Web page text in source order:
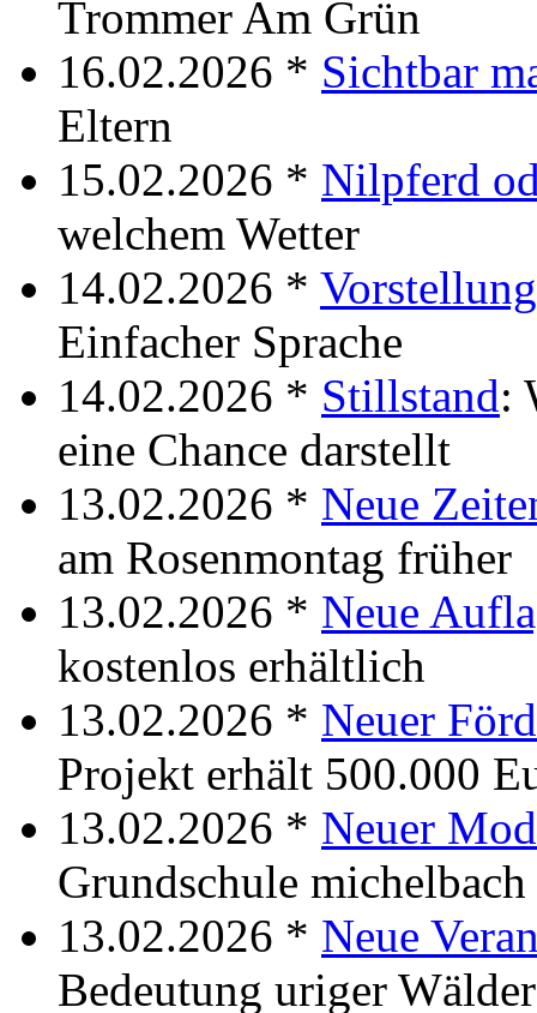
Trommer Am Grün
16.02.2026 * Sichtbar
Eltern
15.02.2026 * Nilpferd
welchem Wetter
14.02.2026 * Vorstellung
Einfacher Sprache
14.02.2026 * Stillstand:
eine Chance darstellt
13.02.2026 * Neue
am Rosenmontag früher
13.02.2026 * Neue
kostenlos erhältlich
13.02.2026 * Neuer
Projekt erhält 500.000
13.02.2026 * Neuer
Grundschule michelbach
13.02.2026 * Neue
Bedeutung uriger Wälder